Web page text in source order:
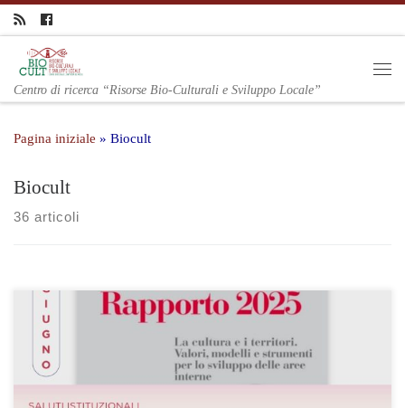
Centro di ricerca “Risorse Bio-Culturali e Sviluppo Locale”
Pagina iniziale » Biocult
Biocult
36 articoli
All’Università del Molise la presentazione del Rapporto